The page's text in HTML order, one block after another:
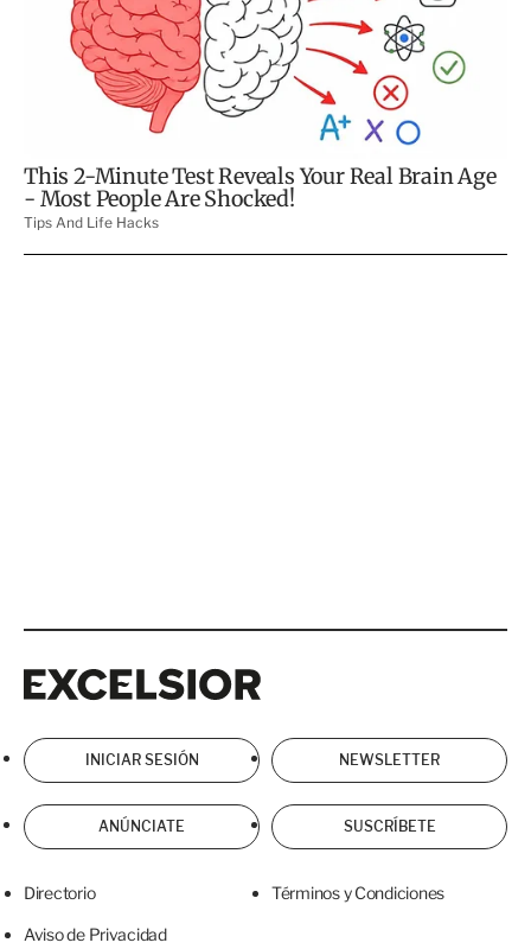
INICIAR SESIÓN NEWSLETTER
ANÚNCIATE SUSCRÍBETE
Directorio Términos y Condiciones
Aviso de Privacidad